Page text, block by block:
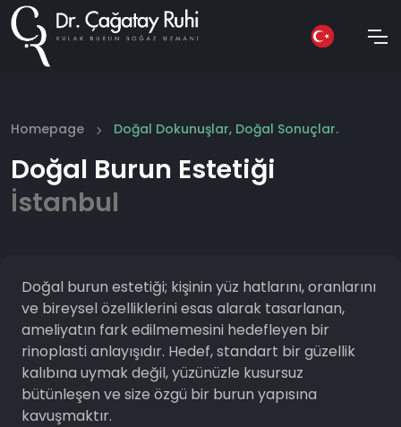
Homepage Doğal Dokunuşlar, Doğal Sonuçlar.
Doğal Burun Estetiği
İstanbul
Doğal burun estetiği; kişinin yüz hatlarını, oranlarını
ve bireysel özelliklerini esas alarak tasarlanan,
ameliyatın fark edilmemesini hedefleyen bir
rinoplasti anlayışıdır. Hedef, standart bir güzellik
kalıbına uymak değil, yüzünüzle kusursuz
bütünleşen ve size özgü bir burun yapısına
kavuşmaktır.